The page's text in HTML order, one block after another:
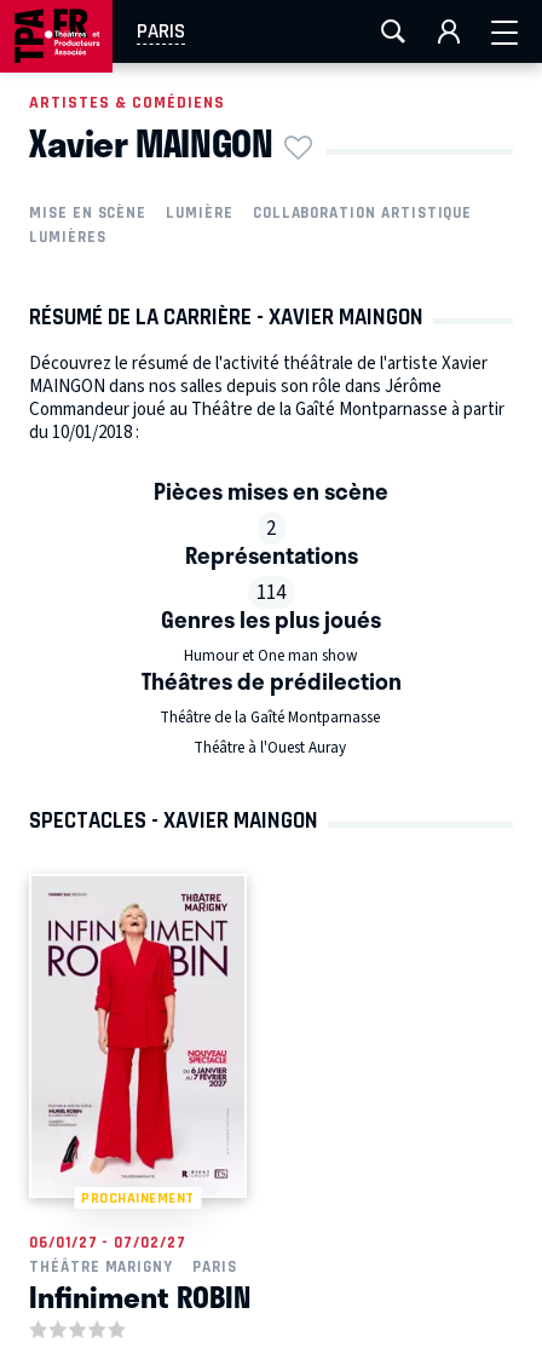
PARIS
AIX-MARSEILLE LA ROCHELLE
EN TOURNÉE
ARTISTES & COMÉDIENS
Xavier MAINGON
MISE EN SCÈNE LUMIÈRE
COLLABORATION ARTISTIQUE
LUMIÈRES
RÉSUMÉ DE LA CARRIÈRE - XAVIER MAINGON
Découvrez le résumé de l'activité théâtrale de l'artiste Xavier
MAINGON dans nos salles depuis son rôle dans Jérôme
Commandeur joué au Théâtre de la Gaîté Montparnasse à partir
du 10/01/2018 :
Pièces mises en scène
2
Représentations
114
Genres les plus joués
Humour et One man show
Théâtres de prédilection
Théâtre de la Gaîté Montparnasse
Théâtre à l'Ouest Auray
SPECTACLES - XAVIER MAINGON
PROCHAINEMENT
06/01/27 - 07/02/27
THÉÂTRE MARIGNY
PARIS
Infiniment ROBIN